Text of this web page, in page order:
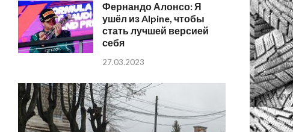
Фернандо Алонсо: Я
ушёл из Alpine, чтобы
стать лучшей версией
себя
27.03.2023